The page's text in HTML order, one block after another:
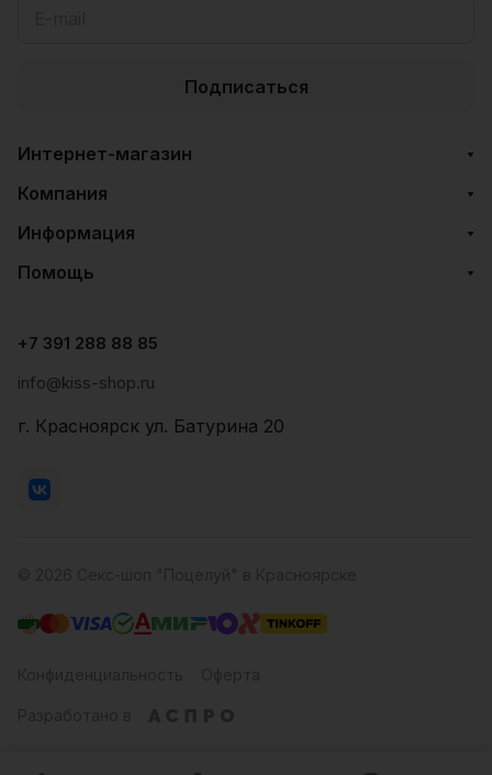
Подписаться
Интернет-магазин
Компания
Информация
Помощь
+7 391 288 88 85
info@kiss-shop.ru
г. Красноярск ул. Батурина 20